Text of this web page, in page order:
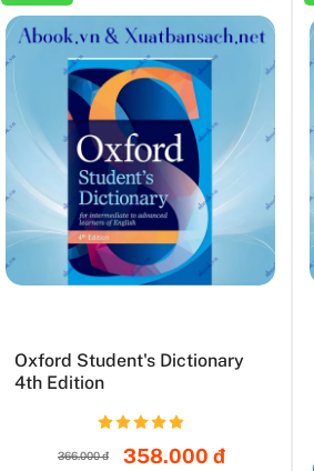
Oxford Student's Dictionary
4th Edition
366.000 đ 358.000 đ